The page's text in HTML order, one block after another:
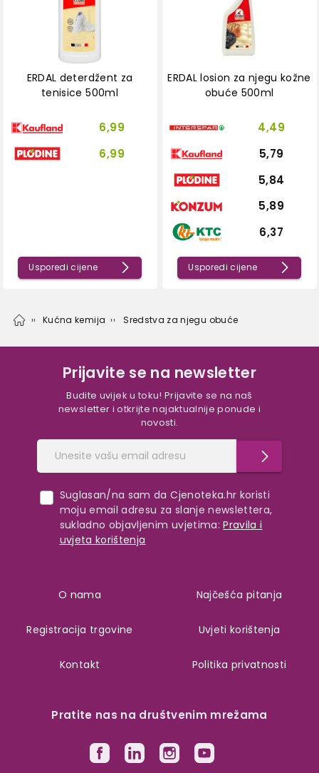
ERDAL deterdžent za
tenisice 500ml
6,99
6,99
Usporedi cijene
ERDAL losion za njegu kožne
obuće 500ml
4,49
5,79
5,84
5,89
6,37
Usporedi cijene
Kućna kemija Sredstva za njegu obuće
Prijavite se na newsletter
Budite uvijek u toku! Prijavite se na naš
newsletter i otkrijte najaktualnije ponude i
novosti.
Suglasan/na sam da Cjenoteka.hr koristi
moju email adresu za slanje newslettera,
sukladno objavljenim uvjetima: Pravila i
uvjeta korištenja
Pratite nas na društvenim mrežama
O nama
Registracija trgovine
Kontakt
Najčešća pitanja
Uvjeti korištenja
Politika privatnosti